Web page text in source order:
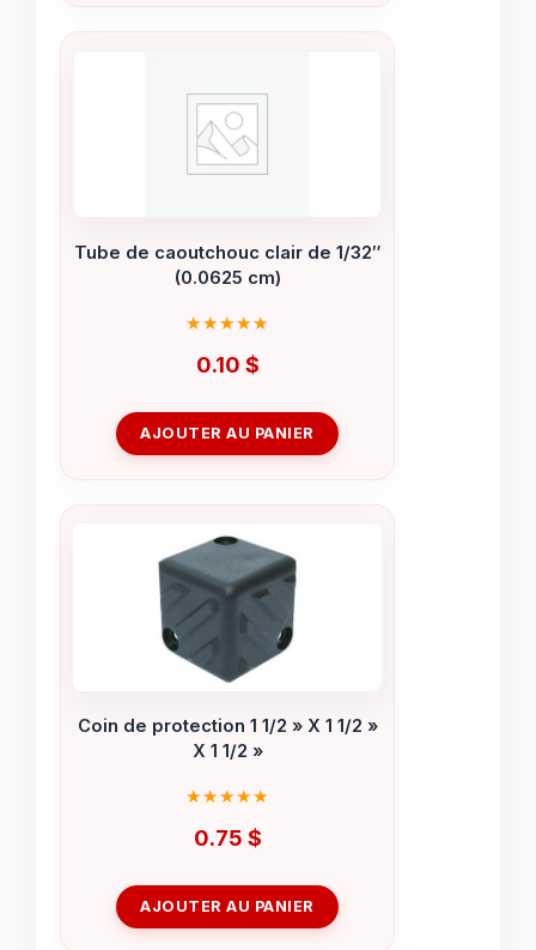
Tube de caoutchouc clair de 1/32″
(0.0625 cm)
0.10 $
AJOUTER AU PANIER
Coin de protection 1 1/2 » X 1 1/2 »
X 1 1/2 »
0.75 $
AJOUTER AU PANIER